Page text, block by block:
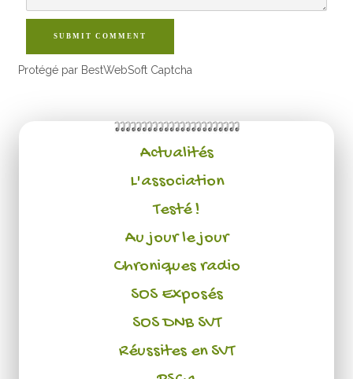
SUBMIT COMMENT
Protégé par BestWebSoft Captcha
Actualités
L'association
Testé !
Au jour le jour
Chroniques radio
SOS Exposés
SOS DNB SVT
Réussites en SVT